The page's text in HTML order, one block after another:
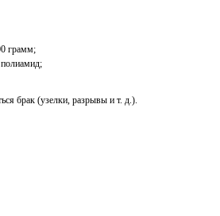
грамм;
брак (узелки, разрывы и т. д.).